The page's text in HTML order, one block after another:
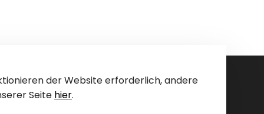
der Website erforderlich, andere
Seite hier.